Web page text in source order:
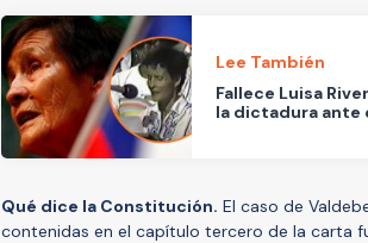
Lee También
Fallece Luisa
la dictadura ante
Qué dice la Constitución. El caso de
contenidas en el capítulo tercero de la carta